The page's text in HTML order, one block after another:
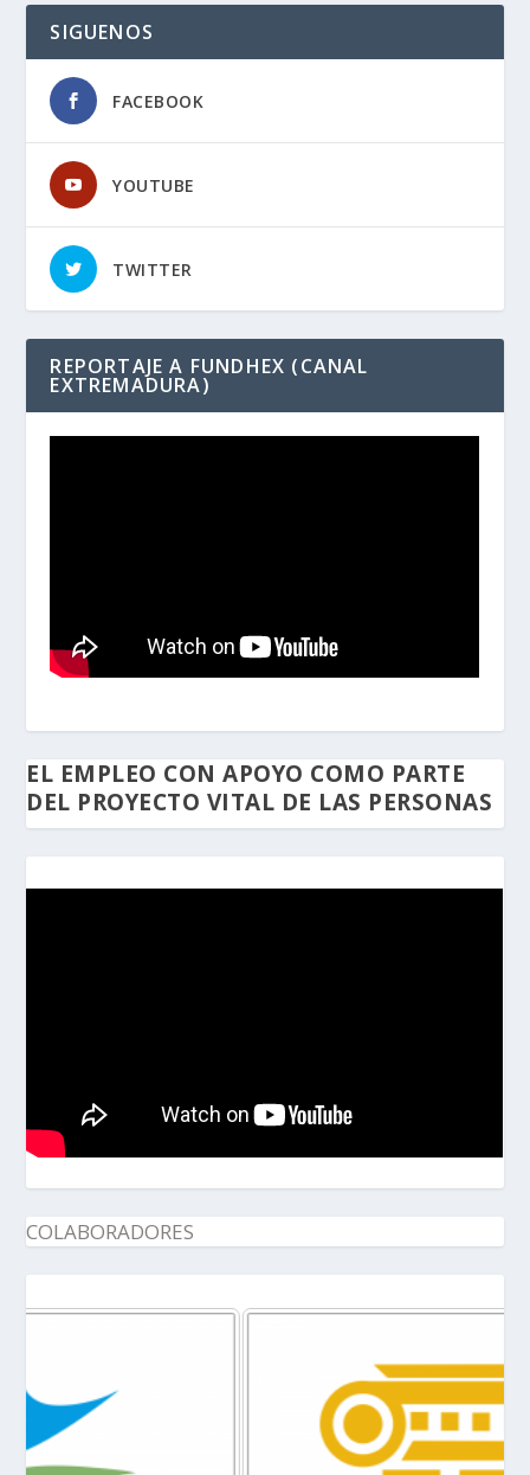
SIGUENOS
FACEBOOK
YOUTUBE
TWITTER
REPORTAJE A FUNDHEX (CANAL
EXTREMADURA)
EL EMPLEO CON APOYO COMO PARTE
DEL PROYECTO VITAL DE LAS PERSONAS
COLABORADORES